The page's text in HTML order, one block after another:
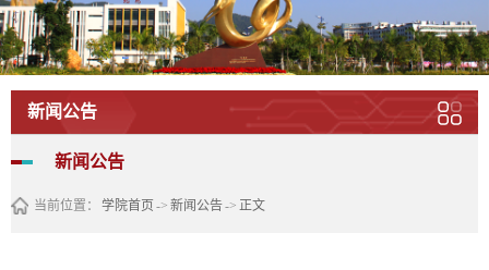
新闻公告
新闻公告
当前位置： 学院首页-> 新闻公告-> 正文